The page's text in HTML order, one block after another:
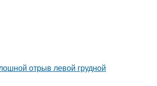
отрыв левой грудной